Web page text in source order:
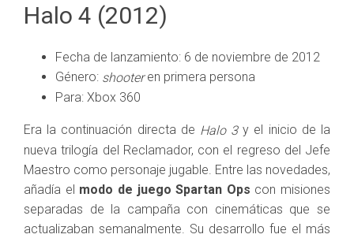
Halo 4 (2012)
Fecha de lanzamiento: 6 de noviembre de 2012
Género: shooteren primera persona
Para: Xbox 360
Era la continuación directa de Halo 3y el inicio de la
nueva trilogía del Reclamador, con el regreso del Jefe
Maestro como personaje jugable. Entre las novedades,
añadía el modo de juego Spartan Ops con misiones
separadas de la campaña con cinemáticas que se
actualizaban semanalmente. Su desarrollo fue el más